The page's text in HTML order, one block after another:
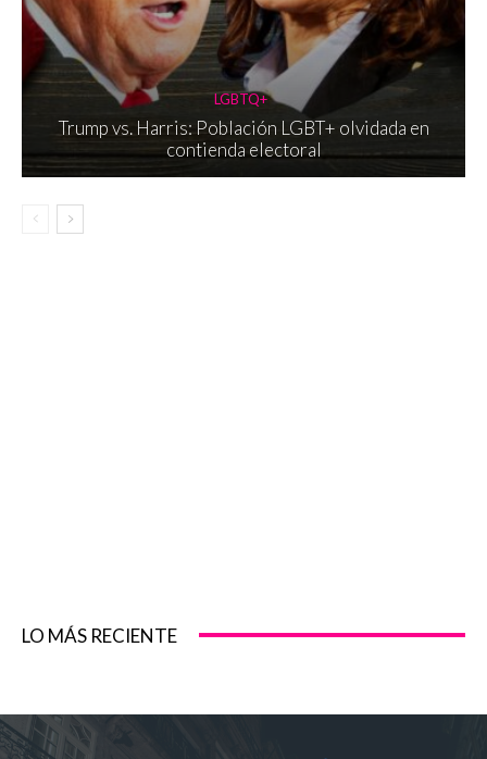
LGBTQ+
Trump vs. Harris: Población LGBT+ olvidada en
contienda electoral
LO MÁS RECIENTE